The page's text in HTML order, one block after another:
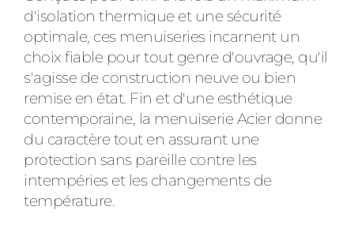
d'isolation thermique et une sécurité
optimale, ces menuiseries incarnent un
choix fiable pour tout genre d'ouvrage, qu'il
s'agisse de construction neuve ou bien
remise en état. Fin et d'une esthétique
contemporaine, la menuiserie Acier donne
du caractère tout en assurant une
protection sans pareille contre les
intempéries et les changements de
température.